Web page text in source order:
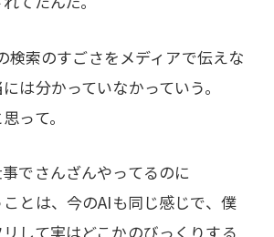
索のすごさをメディアで伝えな
は分かっていなかっていう。
って。
でさんざんやってるのに
ことは、今のAIも同じ感じで、僕
して実はどこかのびっくりする